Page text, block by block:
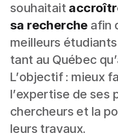
souhaitait
sa recherche afin
meilleurs
tant au Québec
L’objectif : mieux
l’expertise de ses
chercheurs et la
leurs travaux.